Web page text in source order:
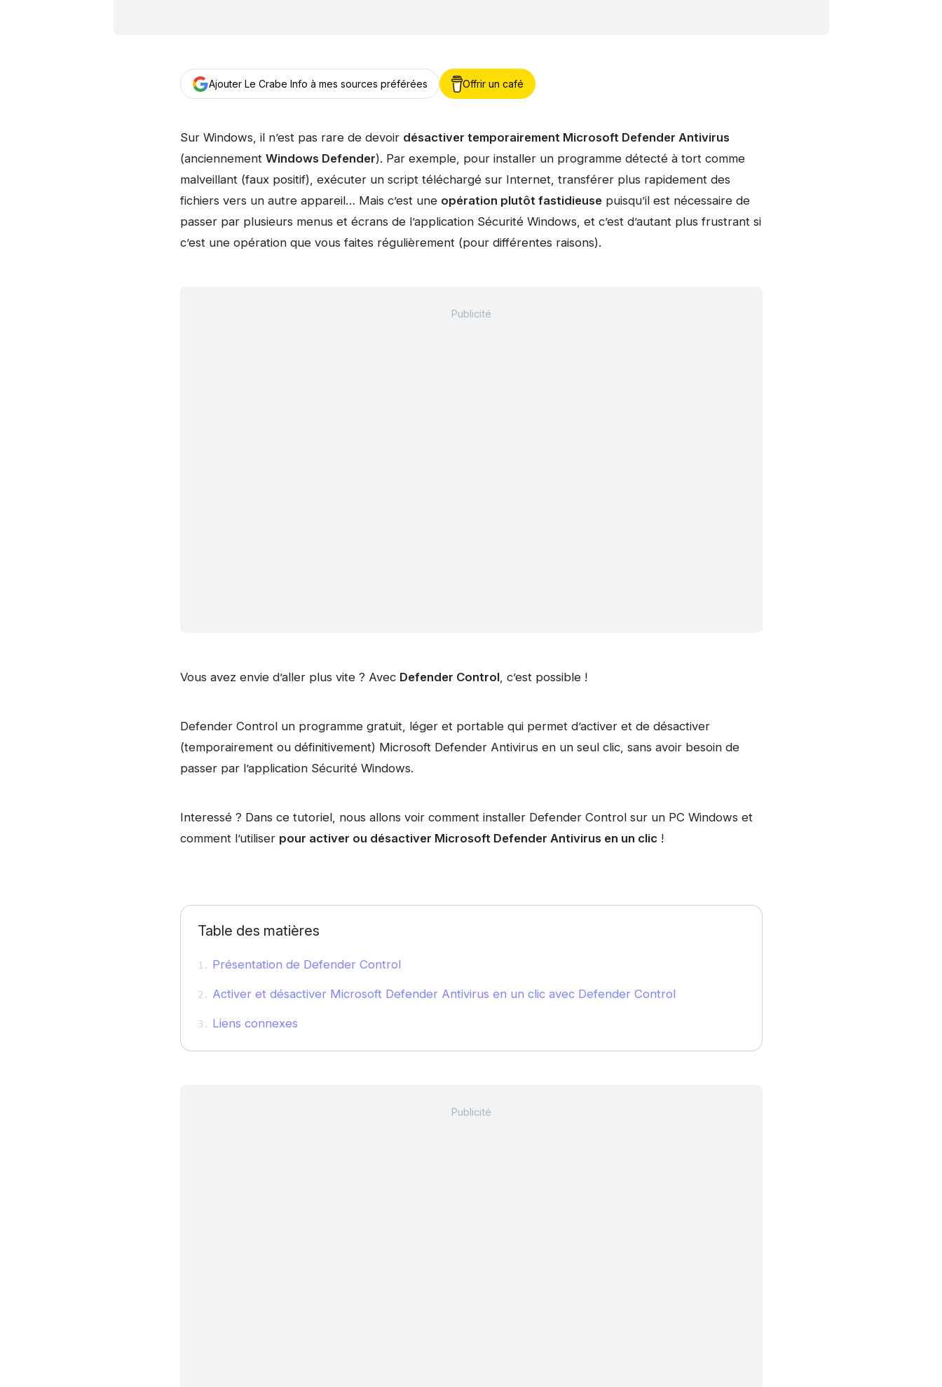
Ajouter Le Crabe Info à mes sources préférées Offrir un café
Sur Windows, il n’est pas rare de devoir désactiver temporairement Microsoft Defender Antivirus
(anciennement Windows Defender). Par exemple, pour installer un programme détecté à tort comme
malveillant (faux positif), exécuter un script téléchargé sur Internet, transférer plus rapidement des
fichiers vers un autre appareil… Mais c’est une opération plutôt fastidieusepuisqu’il est nécessaire de
passer par plusieurs menus et écrans de l’application Sécurité Windows, et c’est d’autant plus frustrant si
c’est une opération que vous faites régulièrement (pour différentes raisons).
Vous avez envie d’aller plus vite ? Avec Defender Control, c’est possible !
Defender Control un programme gratuit, léger et portable qui permet d’activer et de désactiver
(temporairement ou définitivement) Microsoft Defender Antivirus en un seul clic, sans avoir besoin de
passer par l’application Sécurité Windows.
Interessé ? Dans ce tutoriel, nous allons voir comment installer Defender Control sur un PC Windows et
comment l’utiliser pour activer ou désactiver Microsoft Defender Antivirus en un clic!
Table des matières
Présentation de Defender Control
Activer et désactiver Microsoft Defender Antivirus en un clic avec Defender Control
Liens connexes